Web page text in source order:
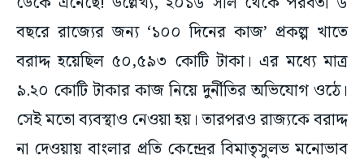
বছরে রাজ্যের জন্য ‘১০০ দিনের কাজ’ প্রকল্প খাতে
বরাদ্দ হয়েছিল ৫০,৫৯৩ কোটি টাকা। এর মধ্যে মাত্র
৯.২০ কোটি টাকার কাজ নিয়ে দুর্নীতির অভিযোগ ওঠে।
সেই মতো ব্যবস্থাও নেওয়া হয়। তারপরও রাজ্যকে বরাদ্দ
না দেওয়ায় বাংলার প্রতি কেন্দ্রের বিমাতৃসুলভ মনোভাব